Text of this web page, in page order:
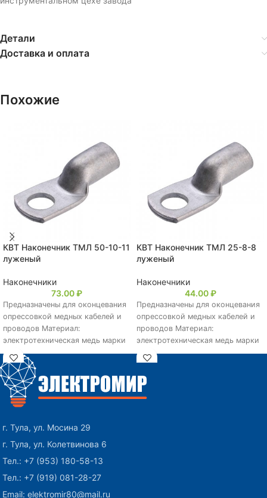
Детали
Доставка и оплата
Похожие
КВТ Наконечник ТМЛ 50-10-11
луженый
Наконечники
73.00₽
Предназначены для оконцевания
опрессовкой медных кабелей и
проводов Материал:
электротехническая медь марки
М2 Покрытие:
электролитическое лужение
(климатическое исполнение:
«Т2») Рабочее
КВТ Наконечник ТМЛ 25-8-8
луженый
Наконечники
44.00₽
Предназначены для оконцевания
опрессовкой медных кабелей и
проводов Материал:
электротехническая медь марки
М2 Покрытие:
электролитическое лужение
(климатическое исполнение:
«Т2») Рабочее
г. Тула, ул. Мосина 29
г. Тула, ул. Колетвинова 6
Тел.: +7 (953) 180-58-13
Тел.: +7 (919) 081-28-27
Email: elektromir80@mail.ru